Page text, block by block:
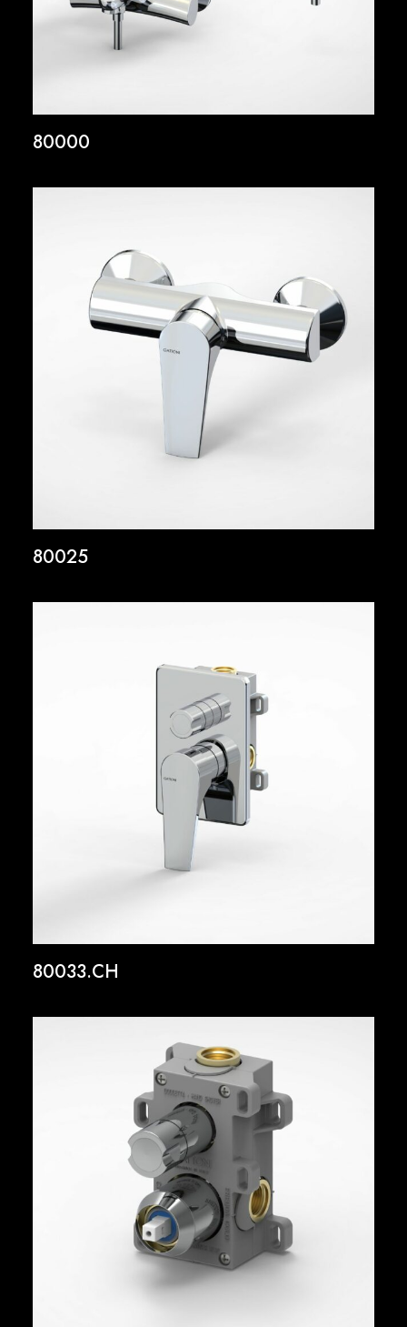
80000
80025
80033.CH